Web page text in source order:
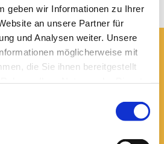
geben wir Informationen zu Ihrer
an unsere Partner für
und Analysen weiter. Unsere
möglicherweise mit
die Sie ihnen bereitgestellt
Blasii zu Braunschweig